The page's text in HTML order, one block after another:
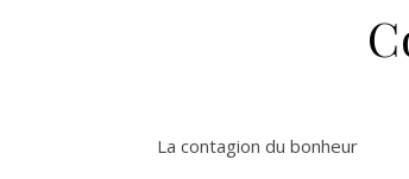
La contagion du bonheur